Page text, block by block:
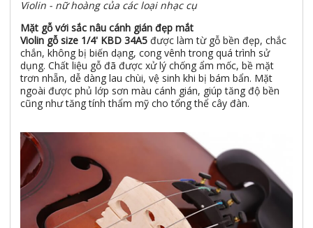
Violin - nữ hoàng của các loại nhạc cụ
Mặt gỗ với sắc nâu cánh gián đẹp mắt
Violin gỗ size 1/4' KBD 34A5 được làm từ gỗ bền đẹp, chắc
chắn, không bị biến dạng, cong vênh trong quá trình sử
dụng. Chất liệu gỗ đã được xử lý chống ẩm mốc, bề mặt
trơn nhẵn, dễ dàng lau chùi, vệ sinh khi bị bám bẩn. Mặt
ngoài được phủ lớp sơn màu cánh gián, giúp tăng độ bền
cũng như tăng tính thẩm mỹ cho tổng thể cây đàn.